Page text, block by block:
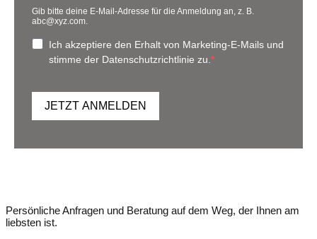
Gib bitte deine E-Mail-Adresse für die Anmeldung an, z. B.
abc@xyz.com.
Ich akzeptiere den Erhalt von Marketing-E-Mails und
stimme der Datenschutzrichtlinie zu.
JETZT ANMELDEN
Persönliche Anfragen und Beratung auf dem Weg, der Ihnen am
liebsten ist.